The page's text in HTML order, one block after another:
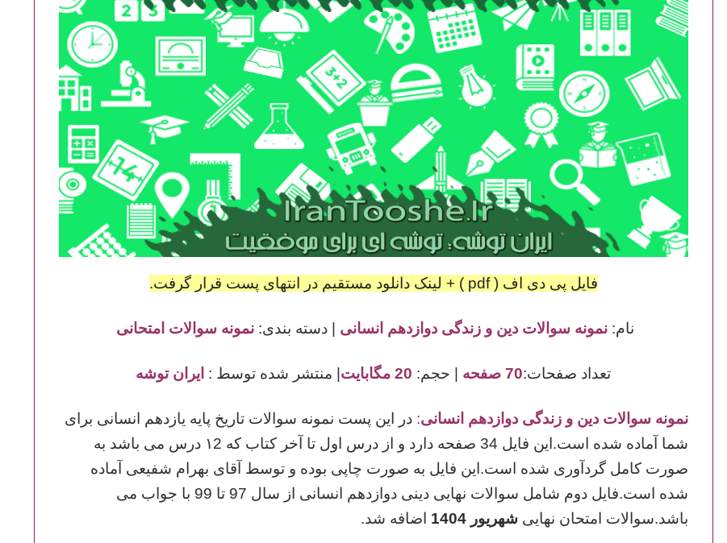
فایل پی دی اف ( pdf ) + لینک دانلود مستقیم در انتهای پست قرار گرفت.
نام: نمونه سوالات دین و زندگی دوازدهم انسانی | دسته بندی: نمونه سوالات امتحانی
تعداد صفحات:70 صفحه | حجم: 20 مگابایت | منتشر شده توسط : ایران توشه
نمونه سوالات دین و زندگی دوازدهم انسانی: در این پست نمونه سوالات تاریخ پایه یازدهم انسانی برای
شما آماده شده است.این فایل 34 صفحه دارد و از درس اول تا آخر کتاب که ۱2 درس می باشد به
صورت کامل گردآوری شده است.این فایل به صورت چاپی بوده و توسط آقای بهرام شفیعی آماده
شده است.فایل دوم شامل سوالات نهایی دینی دوازدهم انسانی از سال 97 تا 99 با جواب می
باشد.سوالات امتحان نهایی شهریور 1404 اضافه شد.